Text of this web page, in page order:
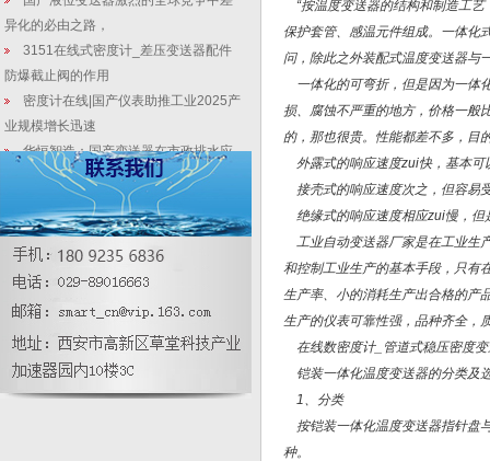
异化的必由之路，
3151在线式密度计_差压变送器配件
防爆截止阀的作用
密度计在线|国产仪表助推工业2025产
业规模增长迅速
华恒智造：国产变送器在市政排水应
用中分区划分精度的探讨
压力传感器和压力变送器的区别
一体化温度变送器特点|产品尺寸|电气
连接示意图
数字大气压力表特点
锅炉汽包液位测量系统
“按温度变送器的结构和制造工艺
保护套管、感温元件组成。一体化
问，除此之外装配式温度变送器与
一体化的可弯折，但是因为一体
损、腐蚀不严重的地方，价格一般
的，那也很贵。性能都差不多，目
外露式的响应速度zui快，基本可
接壳式的响应速度次之，但容易
绝缘式的响应速度相应zui慢，但
工业自动变送器厂家是在工业生
和控制工业生产的基本手段，只有
生产率、小的消耗生产出合格的产
生产的仪表可靠性强，品种齐全，
在线数密度计_管道式稳压密度
铠装一体化温度变送器的分类及
1、分类
按铠装一体化温度变送器指针盘
种。